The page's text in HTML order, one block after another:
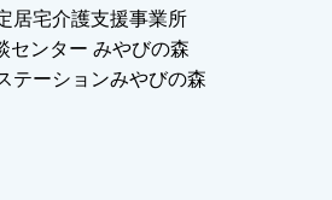
居宅介護支援事業所
センター みやびの森
テーションみやびの森